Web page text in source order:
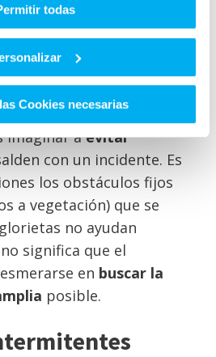
todas
Cookies necesarias
en la conducción y que no
escenario es buscar
Mirar lejos al llegar a
el entorno para
la circulación ayuda más
imaginar aevitar
con un incidente. Es
los obstáculos fijos
a vegetación) que se
no ayudan
significa que el
en buscar la
posible.